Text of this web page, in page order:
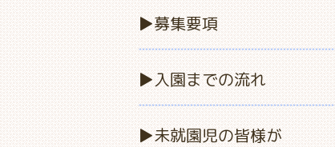
募集要項
入園までの流れ
未就園児の皆様が